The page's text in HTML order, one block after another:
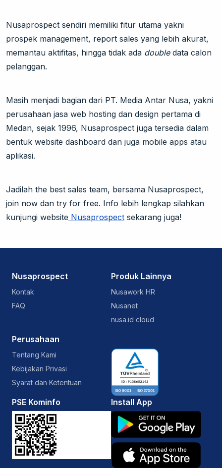
Nusaprospect sendiri memiliki fitur utama yakni
prospek management, report sales yang lebih akurat,
memantau aktifitas, hingga tidak ada double data calon
pelanggan.
Masih menjadi bagian dari PT. Media Antar Nusa, yakni
perusahaan jasa web hosting dan design pertama di
Medan, sejak 1996, Nusaprospect juga tersedia dalam
bentuk website dashboard dan juga mobile apps atau
aplikasi.
Jadilah the best sales team, bersama Nusaprospect,
join now dan try for free. Info lebih lengkap silahkan
kunjungi website Nusaprospect sekarang juga!
Nusaprospect
Kontak
FAQ
Produk Lainnya
Nusawork HR
Nusanet
nusa.id cloud
Perusahaan
Tentang Kami
Kebijakan Privasi
Syarat dan Ketentuan
PSE Kominfo Install App